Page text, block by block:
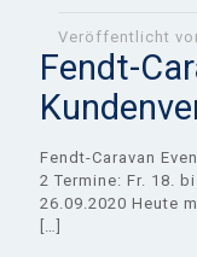
Veröffentlicht
Fendt-
Fendt-Caravan
2 Termine: Fr. 18.
26.09.2020 Heute
[…]